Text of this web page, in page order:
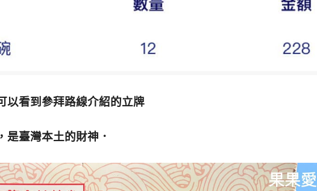
以看到參拜路線介紹的立牌
是臺灣本土的財神．